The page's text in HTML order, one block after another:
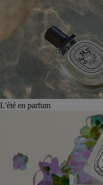
L'été en parfum